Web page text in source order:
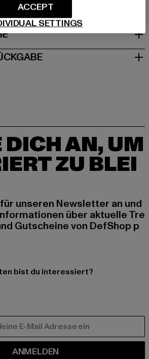
PASSFORM
DICH AN, UM
ZU BLEI
unseren Newsletter an und
über aktuelle Tre
Gutscheine von DefShop p
bist du interessiert?
ANMELDEN
SETTINGS
ACCEPT